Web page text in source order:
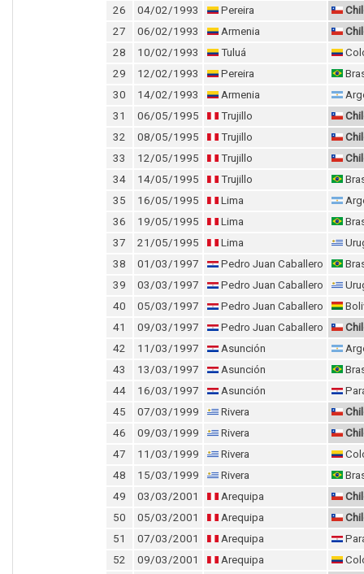
26
04/02/1993 Pereira
27
06/02/1993 Armenia
28
10/02/1993 Tuluá
29
12/02/1993 Pereira
30
14/02/1993 Armenia
31
06/05/1995 Trujillo
32
08/05/1995 Trujillo
33
12/05/1995 Trujillo
34
14/05/1995 Trujillo
35
16/05/1995 Lima
36
19/05/1995 Lima
37
21/05/1995 Lima
38
01/03/1997 Pedro Juan Caballero
39
03/03/1997 Pedro Juan Caballero
40
05/03/1997 Pedro Juan Caballero
41
09/03/1997 Pedro Juan Caballero
42
11/03/1997 Asunción
43
13/03/1997 Asunción
44
16/03/1997 Asunción
45
07/03/1999 Rivera
46
09/03/1999 Rivera
47
11/03/1999 Rivera
48
15/03/1999 Rivera
49
03/03/2001 Arequipa
50
05/03/2001 Arequipa
51
07/03/2001 Arequipa
52
09/03/2001 Arequipa